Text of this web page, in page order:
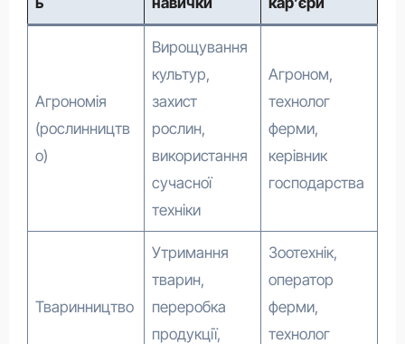
Агрономія
(рослинництв
о)
Вирощування
культур,
захист
рослин,
використання
сучасної
техніки
Агроном,
технолог
ферми,
керівник
господарства
Тваринництво
Утримання
тварин,
переробка
продукції,
Зоотехнік,
оператор
ферми,
технолог